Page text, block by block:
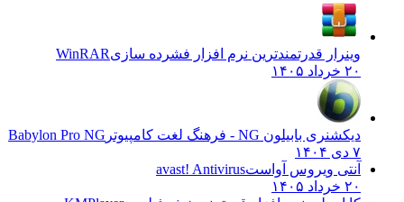
وینرار قدرتمندترین نرم افزار فشرده سازیWinRAR
۲۰ خرداد ۱۴۰۵
دیکشنری بابیلون NG - فرهنگ لغت کامپیوتر
Babylon Pro NG
۷ دی ۱۴۰۴
آنتی ویروس آواستavast! Antivirus
۲۰ خرداد ۱۴۰۵